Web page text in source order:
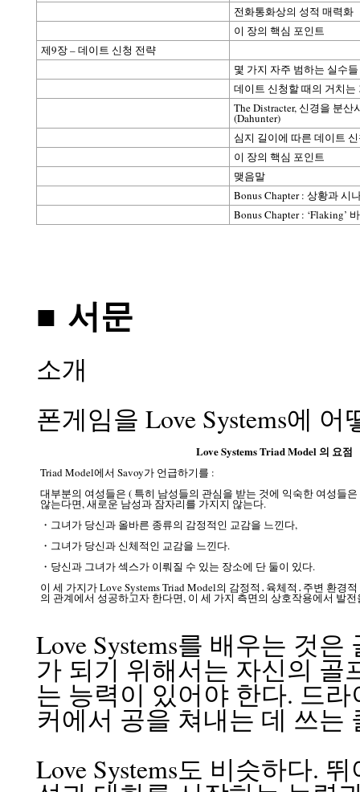
전화통화상의 성적 매력화
이 장의 핵심 포인트
제9장 – 데이트 신청 전략
몇 가지 자주 범하는 실수들
데이트 신청할 때의 거치는
The Distracter, 신경을 분산
(Dahunter)
심지 길이에 따른 데이트
이 장의 핵심 포인트
맺음말
Bonus Chapter : 상황과 시
Bonus Chapter : ‘Flaking’
■ 서문
소개
폰게임을 Love Systems에
Love Systems Triad Model 의 요점
Triad Model에서 Savoy가 언급하기를 :
대부분의 여성들은 ( 특히 남성들의 관심을 받는 것에 익숙한 여성들
않는다면, 새로운 남성과 잠자리를 가지지 않는다.
・그녀가 당신과 올바른 종류의 감정적인 교감을 느낀다,
・그녀가 당신과 신체적인 교감을 느낀다.
・당신과 그녀가 섹스가 이뤄질 수 있는 장소에 단 둘이 있다.
이 세 가지가 Love Systems Triad Model의 감정적․육체적․주변 환경
의 관계에서 성공하고자 한다면, 이 세 가지 측면의 상호작용에서 발
Love Systems를 배우는 것
가 되기 위해서는 자신의 골
는 능력이 있어야 한다. 드
커에서 공을 쳐내는 데 쓰는
Love Systems도 비슷하다.